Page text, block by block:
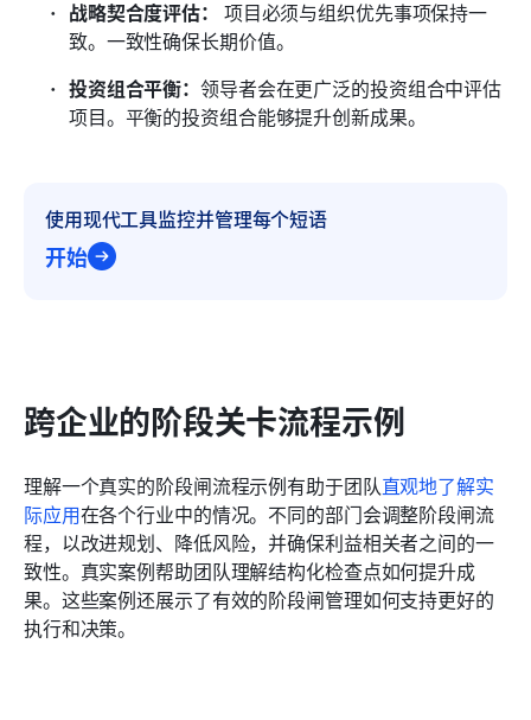
战略契合度评估： 项目必须与组织优先事项保持一
致。一致性确保长期价值。
投资组合平衡：领导者会在更广泛的投资组合中评估
项目。平衡的投资组合能够提升创新成果。
使用现代工具监控并管理每个短语
开始
跨企业的阶段关卡流程示例
理解一个真实的阶段闸流程示例有助于团队直观地了解实
际应用在各个行业中的情况。不同的部门会调整阶段闸流
程，以改进规划、降低风险，并确保利益相关者之间的一
致性。真实案例帮助团队理解结构化检查点如何提升成
果。这些案例还展示了有效的阶段闸管理如何支持更好的
执行和决策。